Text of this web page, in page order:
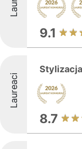
9.1
Laureaci
8.7